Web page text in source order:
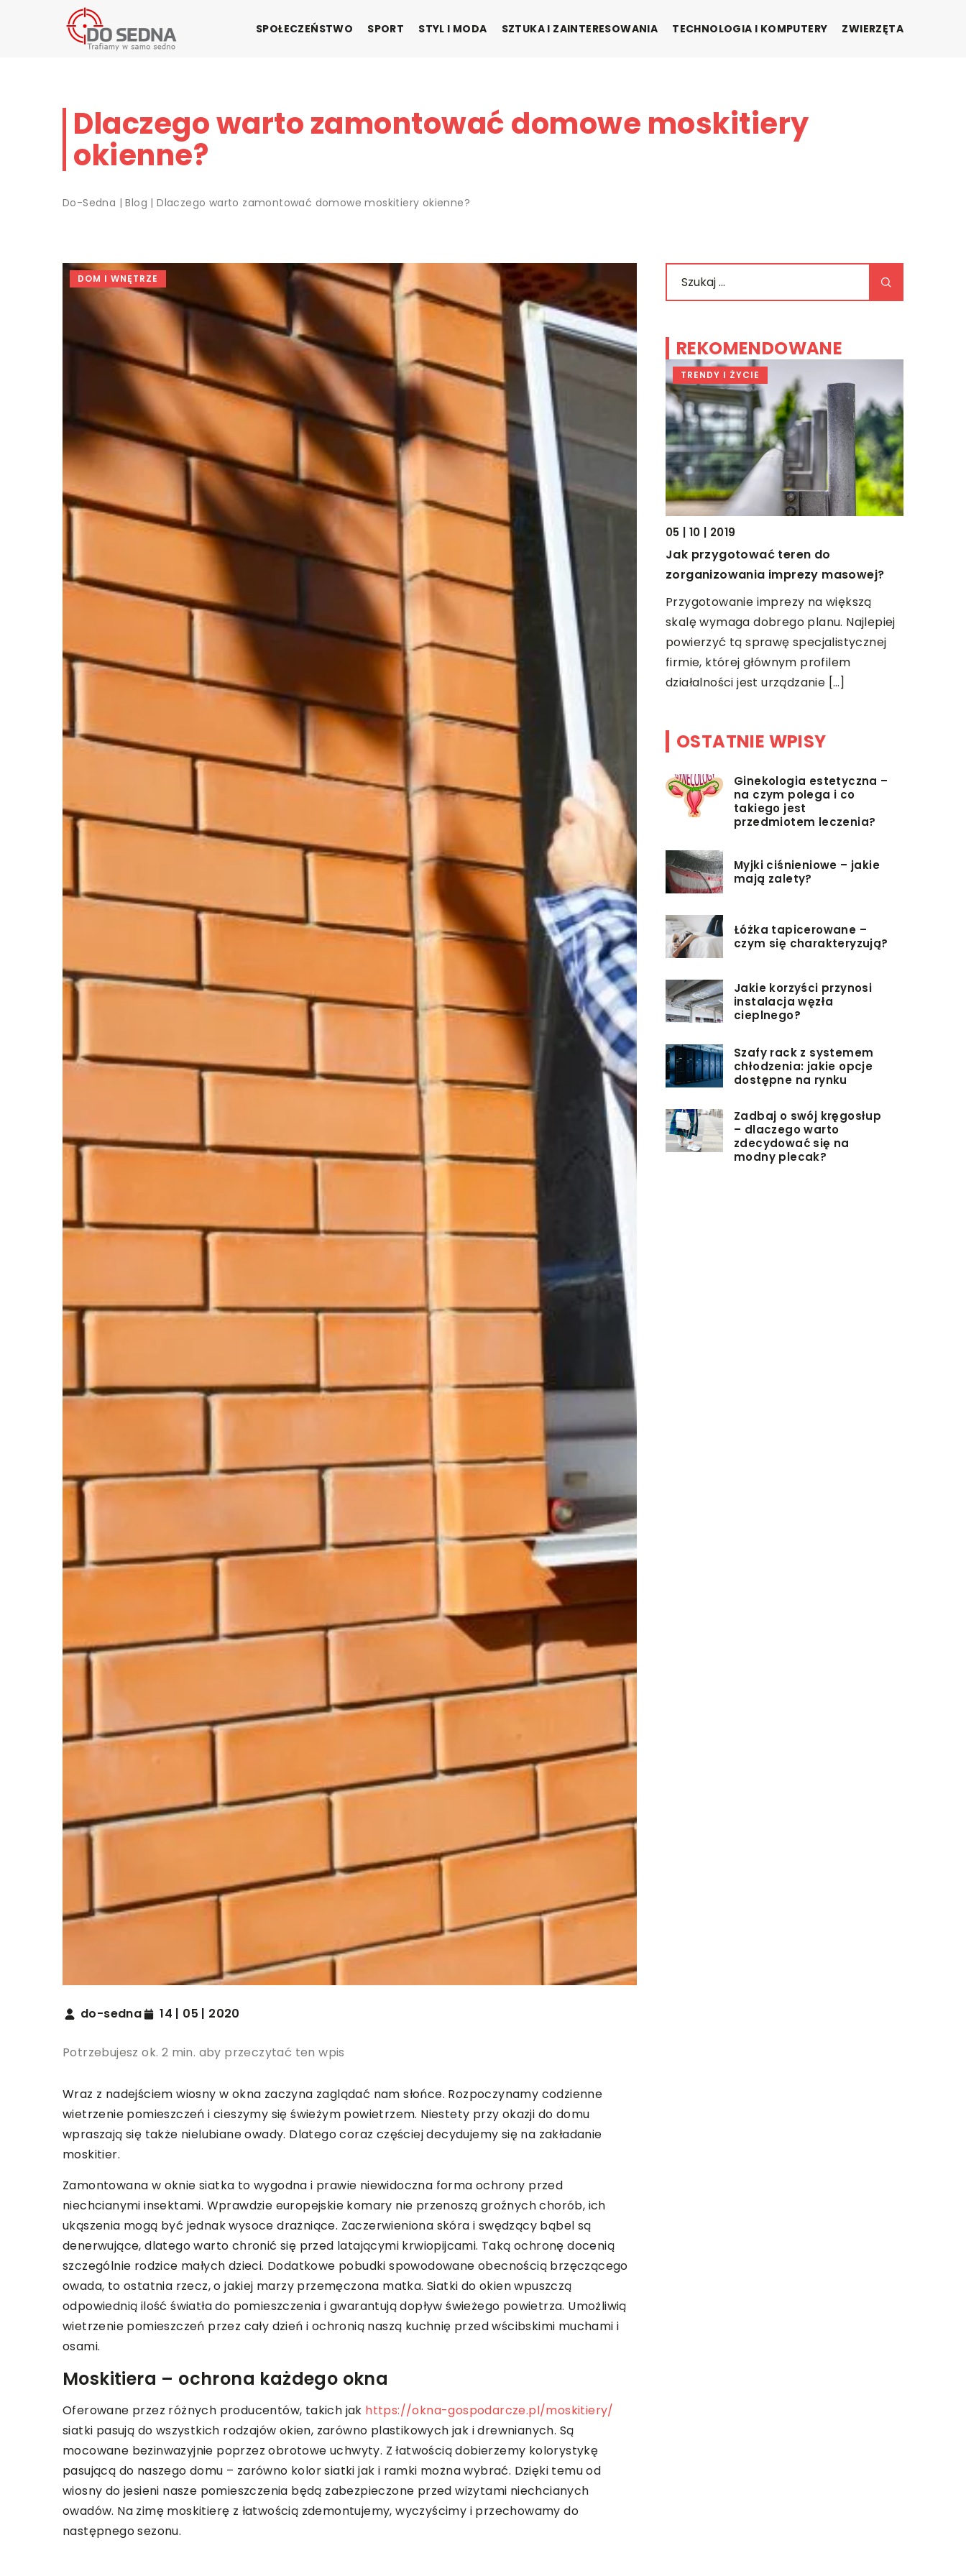
SPOŁECZEŃSTWO SPORT STYL I MODA SZTUKA I ZAINTERESOWANIA TECHNOLOGIA I KOMPUTERY ZWIERZĘTA
Dlaczego warto zamontować domowe moskitiery
okienne?
Do-Sedna |Blog |Dlaczego warto zamontować domowe moskitiery okienne?
DOM I WNĘTRZE
do-sedna 14 | 05 | 2020
Potrzebujesz ok. 2 min. aby przeczytać ten wpis
Wraz z nadejściem wiosny w okna zaczyna zaglądać nam słońce. Rozpoczynamy codzienne
wietrzenie pomieszczeń i cieszymy się świeżym powietrzem. Niestety przy okazji do domu
wpraszają się także nielubiane owady. Dlatego coraz częściej decydujemy się na zakładanie
moskitier.
Zamontowana w oknie siatka to wygodna i prawie niewidoczna forma ochrony przed
niechcianymi insektami. Wprawdzie europejskie komary nie przenoszą groźnych chorób, ich
ukąszenia mogą być jednak wysoce drażniące. Zaczerwieniona skóra i swędzący bąbel są
denerwujące, dlatego warto chronić się przed latającymi krwiopijcami. Taką ochronę docenią
szczególnie rodzice małych dzieci. Dodatkowe pobudki spowodowane obecnością brzęczącego
owada, to ostatnia rzecz, o jakiej marzy przemęczona matka. Siatki do okien wpuszczą
odpowiednią ilość światła do pomieszczenia i gwarantują dopływ świeżego powietrza. Umożliwią
wietrzenie pomieszczeń przez cały dzień i ochronią naszą kuchnię przed wścibskimi muchami i
osami.
Moskitiera – ochrona każdego okna
Oferowane przez różnych producentów, takich jak https://okna-gospodarcze.pl/moskitiery/
siatki pasują do wszystkich rodzajów okien, zarówno plastikowych jak i drewnianych. Są
mocowane bezinwazyjnie poprzez obrotowe uchwyty. Z łatwością dobierzemy kolorystykę
pasującą do naszego domu – zarówno kolor siatki jak i ramki można wybrać. Dzięki temu od
wiosny do jesieni nasze pomieszczenia będą zabezpieczone przed wizytami niechcianych
owadów. Na zimę moskitierę z łatwością zdemontujemy, wyczyścimy i przechowamy do
następnego sezonu.
REKOMENDOWANE
NIERUCHOMOŚCI I BUDOWNICTWO
17 | 11 | 2022
Jak wynająć żurawia? – poradnik
Wynajem dźwigu może być opłacalnym
rozwiązaniem dla wielu projektów
budowlanych i przemysłowych.
Niezależnie od tego, czy trzeba
TRENDY I ŻYCIE
Jaką czapkę najlepiej kupić dziecku
na zimę?
Dobra czapka zimowa jest niezbędnym
elementem zimowej garderoby dziecka.
Odpowiednia czapka może chronić
głowę dziecka przed zimnem i zapewnić
TRENDY I ŻYCIE
05 | 10 | 2019
Jak przygotować teren do
zorganizowania imprezy masowej?
Przygotowanie imprezy na większą
skalę wymaga dobrego planu. Najlepiej
powierzyć tą sprawę specjalistycznej
firmie, której głównym profilem
działalności jest urządzanie […]
OSTATNIE WPISY
Ginekologia estetyczna –
na czym polega i co
takiego jest
przedmiotem leczenia?
Myjki ciśnieniowe – jakie
mają zalety?
Łóżka tapicerowane –
czym się charakteryzują?
Jakie korzyści przynosi
instalacja węzła
cieplnego?
Szafy rack z systemem
chłodzenia: jakie opcje
dostępne na rynku
Zadbaj o swój kręgosłup
– dlaczego warto
zdecydować się na
modny plecak?